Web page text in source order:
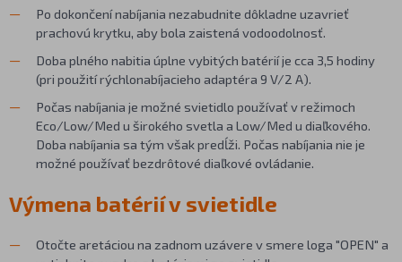
Po dokončení nabíjania nezabudnite dôkladne uzavrieť
prachovú krytku, aby bola zaistená vodoodolnosť.
Doba plného nabitia úplne vybitých batérií je cca 3,5 hodiny
(pri použití rýchlonabíjacieho adaptéra 9 V/2 A).
Počas nabíjania je možné svietidlo používať v režimoch
Eco/Low/Med u širokého svetla a Low/Med u diaľkového.
Doba nabíjania sa tým však predĺži. Počas nabíjania nie je
možné používať bezdrôtové diaľkové ovládanie.
Výmena batérií v svietidle
Otočte aretáciou na zadnom uzávere v smere loga "OPEN" a